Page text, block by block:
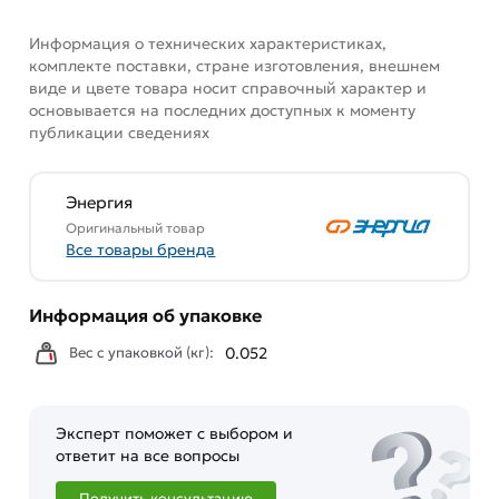
Наши профессиональные менеджеры обработают
заказ и свяжутся с Вами для согласования условий
доставки или самовывоза. Перед оформлением
онлайн заказа рекомендуем ознакомиться с
Данний товар от производителя
соответствует всем стандартам качества. Возврат
купленного товарa в течение 7 дней (наличие чека
Информация о технических характеристиках,
комплекте поставки, стране изготовления, внешнем
виде и цвете товара носит справочный характер и
основывается на последних доступных к моменту
публикации сведениях
Энергия
Оригинальный товар
Все товары бренда
Информация об упаковке
Вес с упаковкой (кг): 0.052
Эксперт поможет с выбором и
ответит на все вопросы